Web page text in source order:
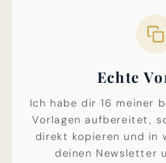
Echte
Ich habe dir 16 meiner
Vorlagen aufbereitet,
direkt kopieren und in
deinen Newsletter